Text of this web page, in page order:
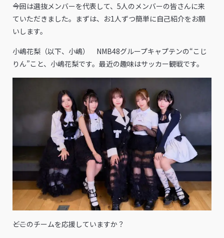
――今回は選抜メンバーを代表して、5人のメンバーの皆さんに来
ていただきました。まずは、お1人ずつ簡単に自己紹介をお願
いします。
小嶋花梨（以下、小嶋） NMB48グループキャプテンの“こじ
りん”こと、小嶋花梨です。最近の趣味はサッカー観戦です。
――どこのチームを応援していますか？